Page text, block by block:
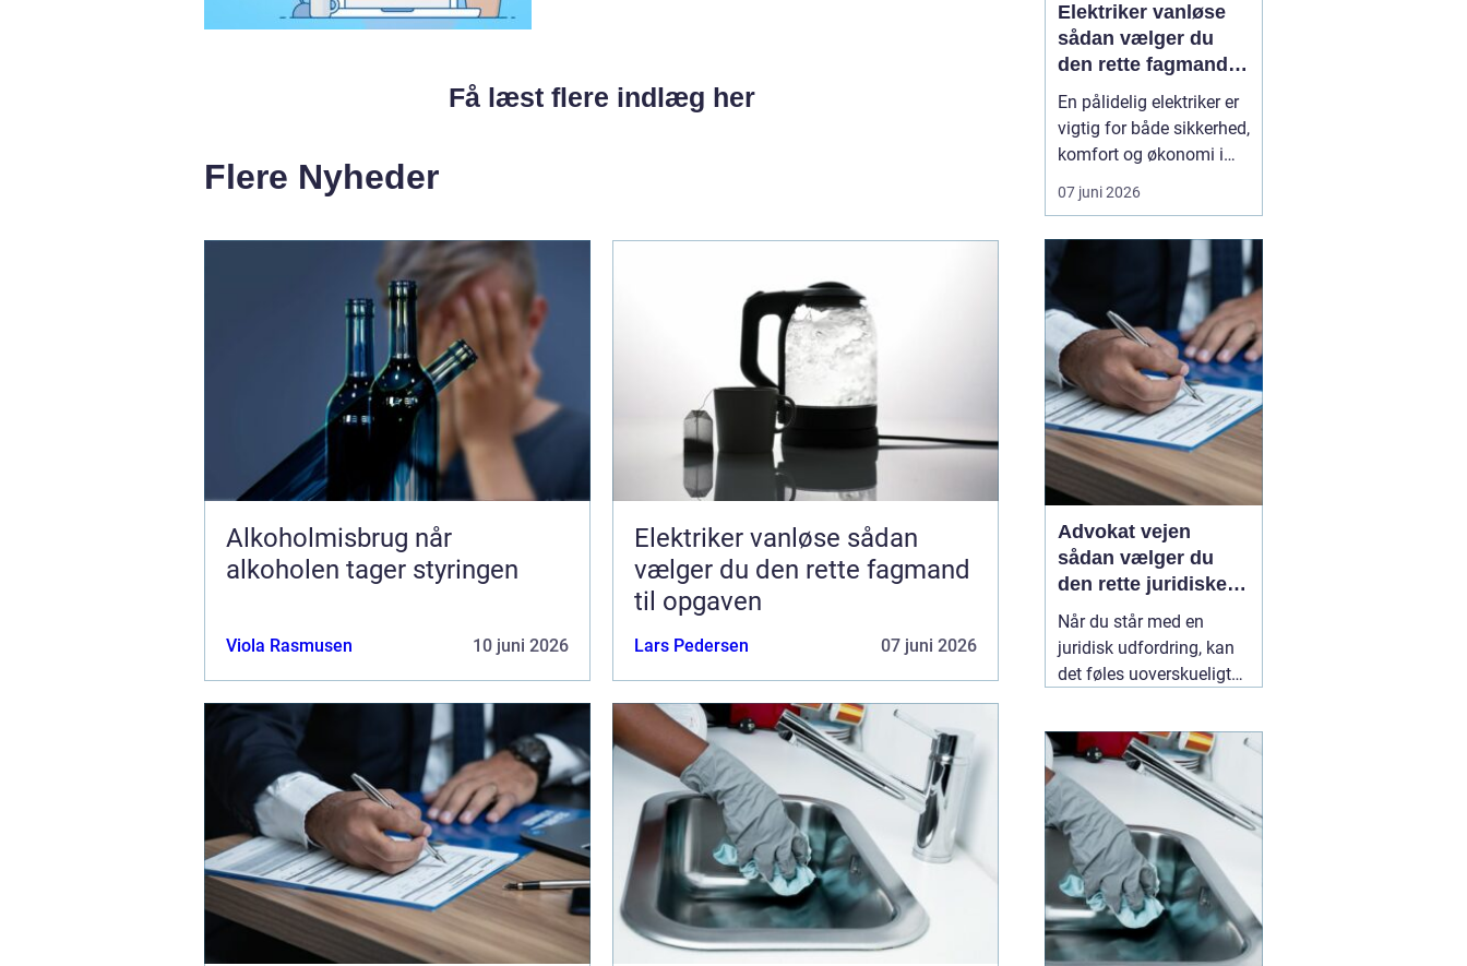
Få læst flere indlæg her
Flere Nyheder
Alkoholmisbrug når
alkoholen tager styringen
Viola Rasmusen 10 juni 2026
Elektriker vanløse sådan
vælger du den rette fagmand
til opgaven
Lars Pedersen 07 juni 2026
Elektriker vanløse
sådan vælger du
den rette fagmand
til opgaven
En pålidelig elektriker er
vigtig for både sikkerhed,
komfort og økonomi i
hverdagen.
Elinstallationer skal
tænker over dem og når
noget svigter, skal
hjælpen være tæt på,
effektiv og fagligt i
orden. I Vanløse findes
der flere e...
07 juni 2026
Advokat vejen
sådan vælger du
den rette juridiske
hjælp lokalt
Når du står med en
juridisk udfordring, kan
det føles uoverskueligt
hjælp. Lovgivningen er
kompleks, og
konsekvenserne af
forkerte beslutninger kan
følge dig i mange år. Her
kan en lokal10 maj
2026